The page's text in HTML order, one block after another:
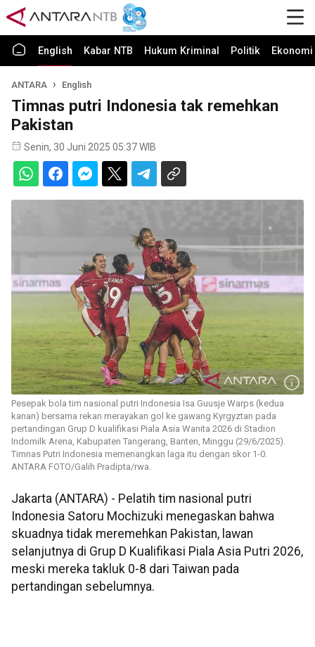
English Kabar NTB Hukum Kriminal Politik
ANTARA English
Timnas putri Indonesia tak remehkan
Pakistan
Senin, 30 Juni 2025 05:37 WIB
Pesepak bola tim nasional putri Indonesia Isa Guusje Warps (kedua
kanan) bersama rekan merayakan gol ke gawang Kyrgyztan pada
pertandingan Grup D kualifikasi Piala Asia Wanita 2026 di Stadion
Indomilk Arena, Kabupaten Tangerang, Banten, Minggu (29/6/2025).
Timnas Putri Indonesia memenangkan laga itu dengan skor 1-0.
ANTARA FOTO/Galih Pradipta/rwa.
Jakarta (ANTARA) - Pelatih tim nasional putri
Indonesia Satoru Mochizuki menegaskan bahwa
skuadnya tidak meremehkan Pakistan, lawan
selanjutnya di Grup D Kualifikasi Piala Asia Putri 2026,
meski mereka takluk 0-8 dari Taiwan pada
pertandingan sebelumnya.